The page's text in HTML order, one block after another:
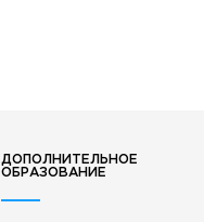
ДОПОЛНИТЕЛЬНОЕ
ОБРАЗОВАНИЕ